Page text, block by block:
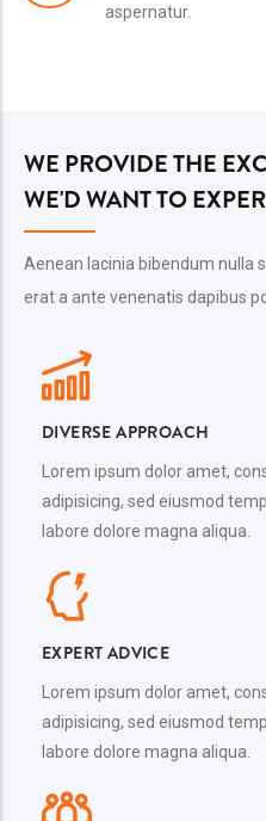
aspernatur.
WE PROVIDE THE
WE'D WANT TO
Aenean lacinia bibendum nulla
erat a ante venenatis dapibus
DIVERSE APPROACH
Lorem ipsum dolor amet,
adipisicing, sed eiusmod
labore dolore magna aliqua.
EXPERT ADVICE
Lorem ipsum dolor amet,
adipisicing, sed eiusmod
labore dolore magna aliqua.